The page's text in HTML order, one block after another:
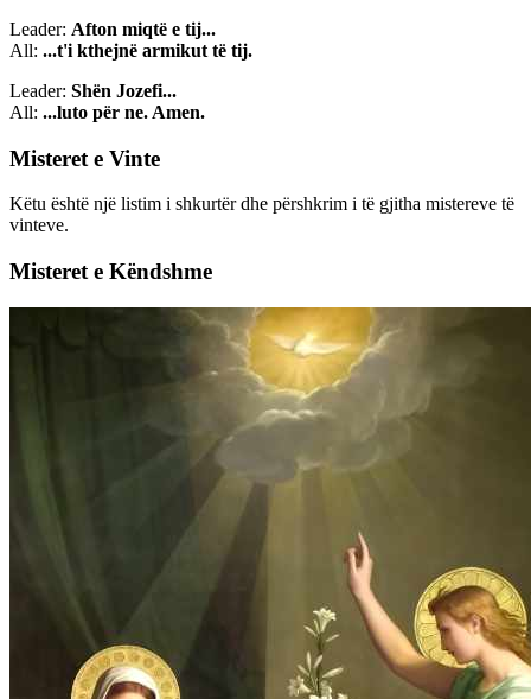
Leader: Afton miqtë e tij...
All: ...t'i kthejnë armikut të tij.
Leader: Shën Jozefi...
All: ...luto për ne. Amen.
Misteret e Vinte
Këtu është një listim i shkurtër dhe përshkrim i të gjitha mistereve të
vinteve.
Misteret e Këndshme